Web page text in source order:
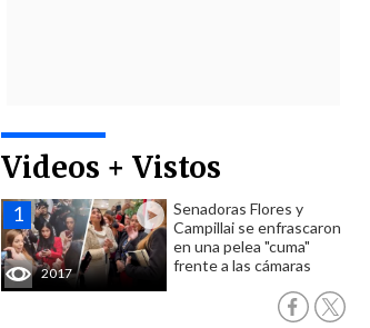
Videos + Vistos
2017
Senadoras Flores y
Campillai se enfrascaron
en una pelea "cuma"
frente a las cámaras